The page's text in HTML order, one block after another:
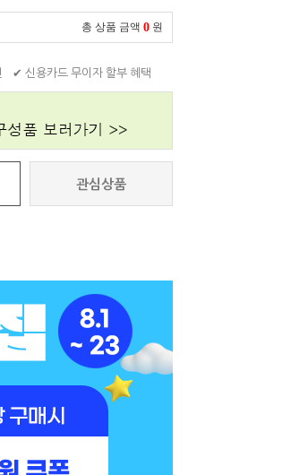
총 상품 금액 0 원
✔ 신용카드 무이자 할부 혜택
관심상품